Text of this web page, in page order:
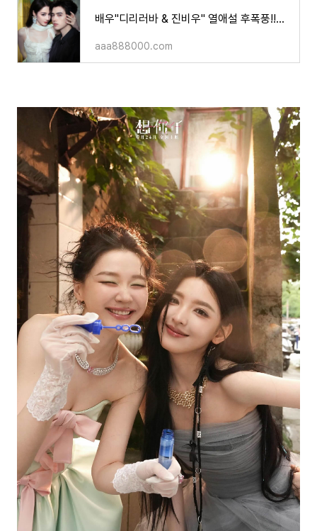
배우"디리러바 & 진비우" 열애설 후폭풍!!핸드폰 케이스 논란부터 예비 시어머니(?) 천홍의 손가
aaa888000.com